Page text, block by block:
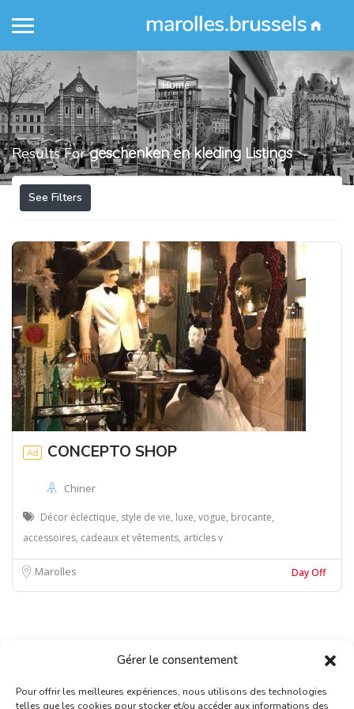
Gérer le consentement
Pour offrir les meilleures expériences, nous utilisons des technologies
telles que les cookies pour stocker et/ou accéder aux informations des
Home
Results Forgeschenken en kleding Listings
See Filters
Ad CONCEPTO SHOP
Chiner
Décor éclectique, style de vie, luxe, vogue, brocante,
accessoires, cadeaux et vêtements, articles v
Marolles Day Off